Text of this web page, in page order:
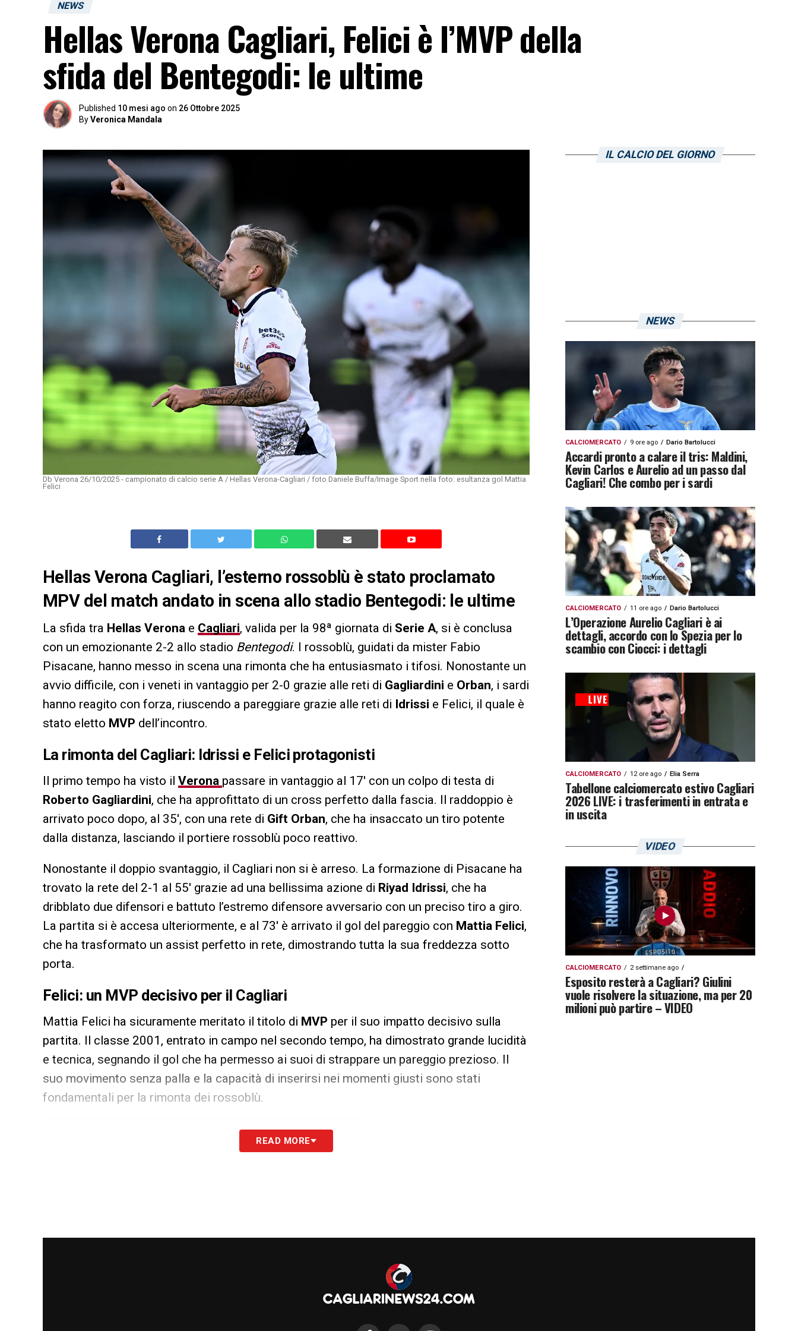
NEWS
Hellas Verona Cagliari, Felici è l’MVP della
sfida del Bentegodi: le ultime
Published 10 mesi ago on 26 Ottobre 2025
ByVeronica Mandala
Db Verona 26/10/2025 - campionato di calcio serie A / Hellas Verona-Cagliari / foto Daniele Buffa/Image Sport nella foto: esultanza gol Mattia
Felici
Hellas Verona Cagliari, l’esterno rossoblù è stato proclamato
MPV del match andato in scena allo stadio Bentegodi: le ultime
La sfida tra Hellas Verona e Cagliari, valida per la 98ª giornata di Serie A, si è conclusa
con un emozionante 2-2 allo stadio Bentegodi. I rossoblù, guidati da mister Fabio
Pisacane, hanno messo in scena una rimonta che ha entusiasmato i tifosi. Nonostante un
avvio difficile, con i veneti in vantaggio per 2-0 grazie alle reti di Gagliardini e Orban, i sardi
hanno reagito con forza, riuscendo a pareggiare grazie alle reti di Idrissi e Felici, il quale è
stato eletto MVP dell’incontro.
La rimonta del Cagliari: Idrissi e Felici protagonisti
Il primo tempo ha visto il Verona passare in vantaggio al 17′ con un colpo di testa di
Roberto Gagliardini, che ha approfittato di un cross perfetto dalla fascia. Il raddoppio è
arrivato poco dopo, al 35′, con una rete di Gift Orban, che ha insaccato un tiro potente
dalla distanza, lasciando il portiere rossoblù poco reattivo.
Nonostante il doppio svantaggio, il Cagliari non si è arreso. La formazione di Pisacane ha
trovato la rete del 2-1 al 55′ grazie ad una bellissima azione di Riyad Idrissi, che ha
dribblato due difensori e battuto l’estremo difensore avversario con un preciso tiro a giro.
La partita si è accesa ulteriormente, e al 73′ è arrivato il gol del pareggio con Mattia Felici,
che ha trasformato un assist perfetto in rete, dimostrando tutta la sua freddezza sotto
porta.
Felici: un MVP decisivo per il Cagliari
Mattia Felici ha sicuramente meritato il titolo di MVP per il suo impatto decisivo sulla
partita. Il classe 2001, entrato in campo nel secondo tempo, ha dimostrato grande lucidità
e tecnica, segnando il gol che ha permesso ai suoi di strappare un pareggio prezioso. Il
suo movimento senza palla e la capacità di inserirsi nei momenti giusti sono stati
fondamentali per la rimonta dei rossoblù.
READ MORE
IL CALCIO DEL GIORNO
NEWS
CALCIOMERCATO 9 ore ago Dario Bartolucci
Accardi pronto a calare il tris: Maldini,
Kevin Carlos e Aurelio ad un passo dal
Cagliari! Che combo per i sardi
CALCIOMERCATO 11 ore ago Dario Bartolucci
L’Operazione Aurelio Cagliari è ai
dettagli, accordo con lo Spezia per lo
scambio con Ciocci: i dettagli
CALCIOMERCATO 12 ore ago Elia Serra
Tabellone calciomercato estivo Cagliari
2026 LIVE: i trasferimenti in entrata e
in uscita
VIDEO
CALCIOMERCATO 2 settimane ago
Esposito resterà a Cagliari? Giulini
vuole risolvere la situazione, ma per 20
milioni può partire – VIDEO